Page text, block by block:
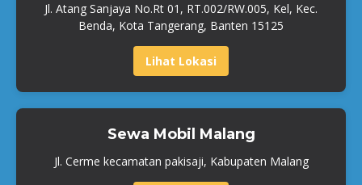
Jl. Atang Sanjaya No.Rt 01, RT.002/RW.005, Kel, Kec.
Benda, Kota Tangerang, Banten 15125
Lihat Lokasi
Sewa Mobil Malang
Jl. Cerme kecamatan pakisaji, Kabupaten Malang